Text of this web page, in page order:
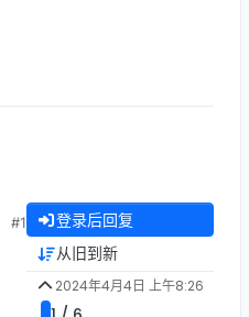
#1 登录后回复
从旧到新
2024年4月4日 上午8:26